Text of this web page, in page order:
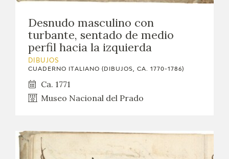
Desnudo masculino con
turbante, sentado de medio
perfil hacia la izquierda
DIBUJOS
CUADERNO ITALIANO (DIBUJOS, CA. 1770-1786)
Ca. 1771
Museo Nacional del Prado